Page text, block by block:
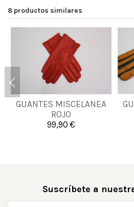
8 productos similares
GUANTES MISCELANEA
ROJO
99,90 €
75 80
Añadir al carrito
Suscríbete a